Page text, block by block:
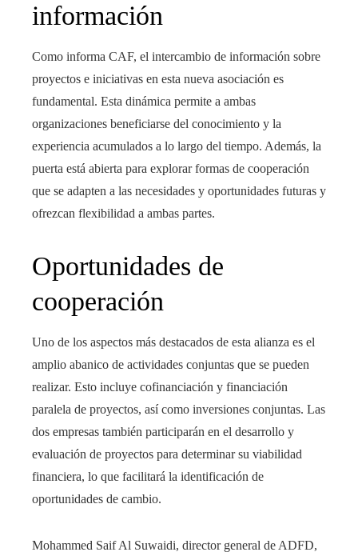
información
Como informa CAF, el intercambio de información sobre
proyectos e iniciativas en esta nueva asociación es
fundamental. Esta dinámica permite a ambas
organizaciones beneficiarse del conocimiento y la
experiencia acumulados a lo largo del tiempo. Además, la
puerta está abierta para explorar formas de cooperación
que se adapten a las necesidades y oportunidades futuras y
ofrezcan flexibilidad a ambas partes.
Oportunidades de
cooperación
Uno de los aspectos más destacados de esta alianza es el
amplio abanico de actividades conjuntas que se pueden
realizar. Esto incluye cofinanciación y financiación
paralela de proyectos, así como inversiones conjuntas. Las
dos empresas también participarán en el desarrollo y
evaluación de proyectos para determinar su viabilidad
financiera, lo que facilitará la identificación de
oportunidades de cambio.
Mohammed Saif Al Suwaidi, director general de ADFD,